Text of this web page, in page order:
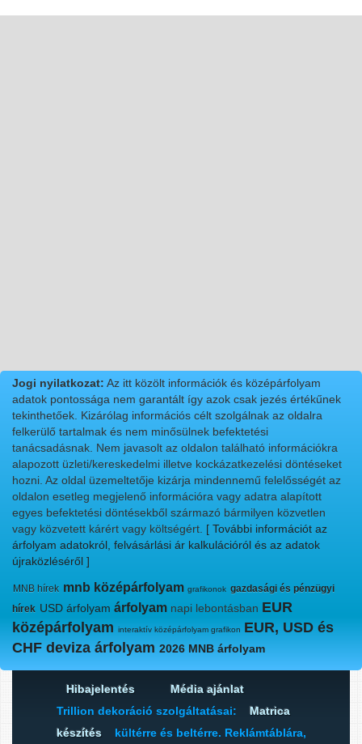
Jogi nyilatkozat: Az itt közölt információk és középárfolyam
adatok pontossága nem garantált így azok csak jezés értékűnek
tekinthetőek. Kizárólag információs célt szolgálnak az oldalra
felkerülő tartalmak és nem minősülnek befektetési
tanácsadásnak. Nem javasolt az oldalon található információkra
alapozott üzleti/kereskedelmi illetve kockázatkezelési döntéseket
hozni. Az oldal üzemeltetője kizárja mindennemű felelősségét az
oldalon esetleg megjelenő információra vagy adatra alapított
egyes befektetési döntésekből származó bármilyen közvetlen
vagy közvetett kárért vagy költségért. [ További információt az
árfolyam adatokról, felvásárlási ár kalkulációról és az adatok
újraközléséről ]
MNB hírek mnb középárfolyam grafikonok gazdasági és pénzügyi
hírek USD árfolyam árfolyam napi lebontásban EUR
középárfolyam interaktív középárfolyam grafikon EUR, USD és
CHF deviza árfolyam 2026 MNB árfolyam
Hibajelentés
Média ajánlat
Trillion dekoráció szolgáltatásai:
Matrica
készítés
kültérre és beltérre. Reklámtáblára,